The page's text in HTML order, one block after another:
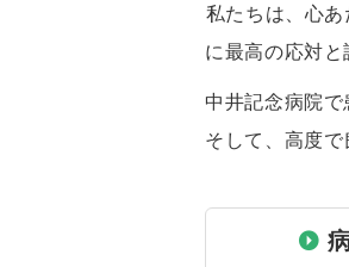
私たちは、心
に最高の応対と
中井記念病院
そして、高度で